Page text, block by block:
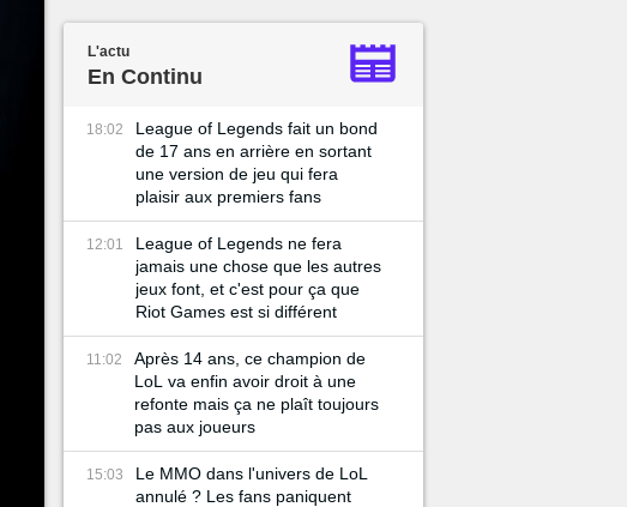
L'actu
En Continu
18:02
League of Legends fait un bond
de 17 ans en arrière en sortant
une version de jeu qui fera
plaisir aux premiers fans
12:01
League of Legends ne fera
jamais une chose que les autres
jeux font, et c'est pour ça que
Riot Games est si différent
11:02
Après 14 ans, ce champion de
LoL va enfin avoir droit à une
refonte mais ça ne plaît toujours
pas aux joueurs
15:03
Le MMO dans l'univers de LoL
annulé ? Les fans paniquent